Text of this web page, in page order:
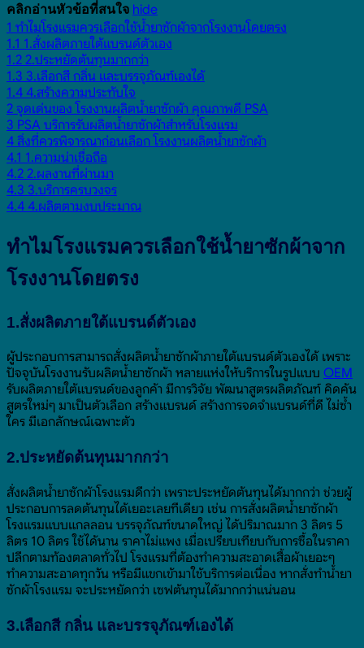
คลิกอ่านหัวข้อที่สนใจ hide
1 ทำไมโรงแรมควรเลือกใช้น้ำยาซักผ้าจากโรงงานโดยตรง
1.1 1.สั่งผลิตภายใต้แบรนด์ตัวเอง
1.2 2.ประหยัดต้นทุนมากกว่า
1.3 3.เลือกสี กลิ่น และบรรจุภัณฑ์เองได้
1.4 4.สร้างความประทับใจ
2 จุดเด่นของ โรงงานผลิตน้ำยาซักผ้า คุณภาพดี PSA
3 PSA บริการรับผลิตน้ำยาซักผ้าสำหรับโรงแรม
4 สิ่งที่ควรพิจารณาก่อนเลือก โรงงานผลิตน้ำยาซักผ้า
4.1 1.ความน่าเชื่อถือ
4.2 2.ผลงานที่ผ่านมา
4.3 3.บริการครบวงจร
4.4 4.ผลิตตามงบประมาณ
ทำไมโรงแรมควรเลือกใช้น้ำยาซักผ้าจาก
โรงงานโดยตรง
1.สั่งผลิตภายใต้แบรนด์ตัวเอง
ผู้ประกอบการสามารถสั่งผลิตน้ำยาซักผ้าภายใต้แบรนด์ตัวเองได้ เพราะ
ปัจจุบันโรงงานรับผลิตน้ำยาซักผ้า หลายแห่งให้บริการในรูปแบบ OEM
รับผลิตภายใต้แบรนด์ของลูกค้า มีการวิจัย พัฒนาสูตรผลิตภัณฑ์ คิดค้น
สูตรใหม่ๆ มาเป็นตัวเลือก สร้างแบรนด์ สร้างการจดจำแบรนด์ที่ดี ไม่ซ้ำ
ใคร มีเอกลักษณ์เฉพาะตัว
2.ประหยัดต้นทุนมากกว่า
สั่งผลิตน้ำยาซักผ้าโรงแรมดีกว่า เพราะประหยัดต้นทุนได้มากกว่า ช่วยผู้
ประกอบการลดต้นทุนได้เยอะเลยทีเดียว เช่น การสั่งผลิตน้ำยาซักผ้า
โรงแรมแบบแกลลอน บรรจุภัณฑ์ขนาดใหญ่ ได้ปริมาณมาก 3 ลิตร 5
ลิตร 10 ลิตร ใช้ได้นาน ราคาไม่แพง เมื่อเปรียบเทียบกับการซื้อในราคา
ปลีกตามท้องตลาดทั่วไป โรงแรมที่ต้องทำความสะอาดเสื้อผ้าเยอะๆ
ทำความสะอาดทุกวัน หรือมีแขกเข้ามาใช้บริการต่อเนื่อง หากสั่งทำน้ำยา
ซักผ้าโรงแรม จะประหยัดกว่า เซฟต้นทุนได้มากกว่าแน่นอน
3.เลือกสี กลิ่น และบรรจุภัณฑ์เองได้